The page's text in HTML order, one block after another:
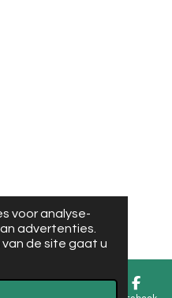
voor analyse-
advertenties.
van de site gaat u